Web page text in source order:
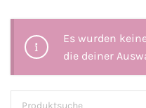
Es wurden
die deiner